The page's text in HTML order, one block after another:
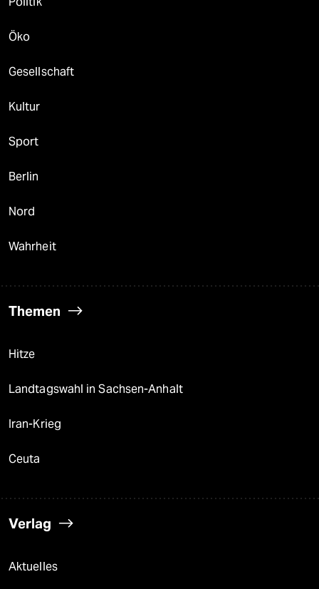
Öko
Gesellschaft
Kultur
Sport
Berlin
Nord
Wahrheit
Themen
Hitze
Landtagswahl in Sachsen-Anhalt
Iran-Krieg
Ceuta
Verlag
Aktuelles